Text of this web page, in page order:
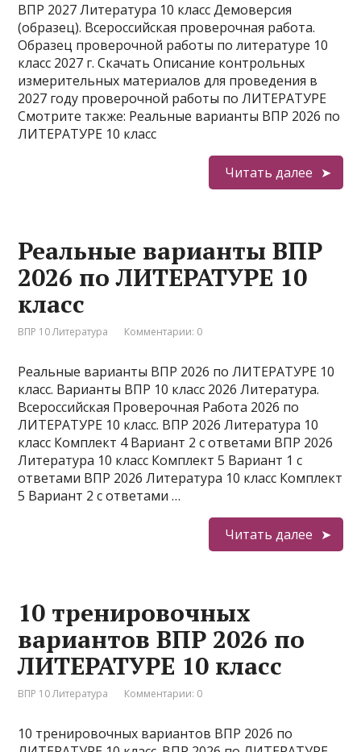
ВПР 2027 Литература 10 класс Демоверсия
(образец). Всероссийская проверочная работа.
Образец проверочной работы по литературе 10
класс 2027 г. Скачать Описание контрольных
измерительных материалов для проведения в
2027 году проверочной работы по ЛИТЕРАТУРЕ
Смотрите также: Реальные варианты ВПР 2026 по
ЛИТЕРАТУРЕ 10 класс
Читать далее
Реальные варианты ВПР
2026 по ЛИТЕРАТУРЕ 10
класс
ВПР 10 Литература Комментарии: 0
Реальные варианты ВПР 2026 по ЛИТЕРАТУРЕ 10
класс. Варианты ВПР 10 класс 2026 Литература.
Всероссийская Проверочная Работа 2026 по
ЛИТЕРАТУРЕ 10 класс. ВПР 2026 Литература 10
класс Комплект 4 Вариант 2 с ответами ВПР 2026
Литература 10 класс Комплект 5 Вариант 1 с
ответами ВПР 2026 Литература 10 класс Комплект
5 Вариант 2 с ответами …
Читать далее
10 тренировочных
вариантов ВПР 2026 по
ЛИТЕРАТУРЕ 10 класс
ВПР 10 Литература Комментарии: 0
10 тренировочных вариантов ВПР 2026 по